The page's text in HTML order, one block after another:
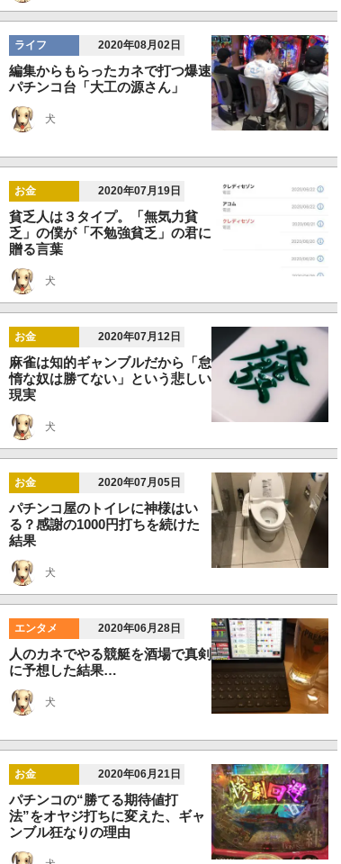
ライフ 2020年08月02日
編集からもらったカネで打つ爆速
パチンコ台「大工の源さん」
犬
お金 2020年07月19日
貧乏人は３タイプ。「無気力貧
乏」の僕が「不勉強貧乏」の君に
贈る言葉
犬
お金 2020年07月12日
麻雀は知的ギャンブルだから「怠
惰な奴は勝てない」という悲しい
現実
犬
お金 2020年07月05日
パチンコ屋のトイレに神様はい
る？感謝の1000円打ちを続けた
結果
犬
エンタメ 2020年06月28日
人のカネでやる競艇を酒場で真剣
に予想した結果…
犬
お金 2020年06月21日
パチンコの“勝てる期待値打
法”をオヤジ打ちに変えた、ギャ
ンブル狂なりの理由